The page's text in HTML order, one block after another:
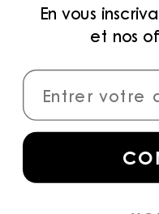
MÉTHODES DE
CONNECTER
pour
collections,
En vous
et nos